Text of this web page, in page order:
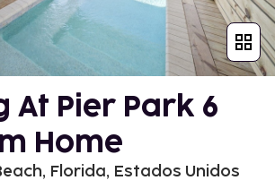
At Pier Park 6
Home
Florida, Estados Unidos